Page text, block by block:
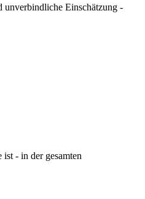
unverbindliche Einschätzung -
- in der gesamten